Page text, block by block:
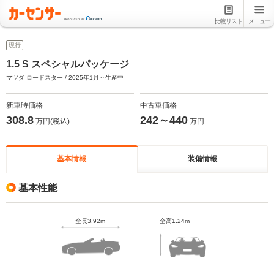
比較リスト メニュー
現行
1.5 S スペシャルパッケージ
マツダ ロードスター / 2025年1月～生産中
新車時価格
308.8 万円(税込)
中古車価格
242～440 万円
基本情報 装備情報
基本性能
全長3.92m 全高1.24m